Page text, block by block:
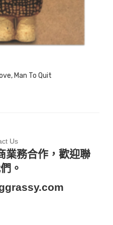
Man To Quit
Us
業務合作，歡迎聯
。